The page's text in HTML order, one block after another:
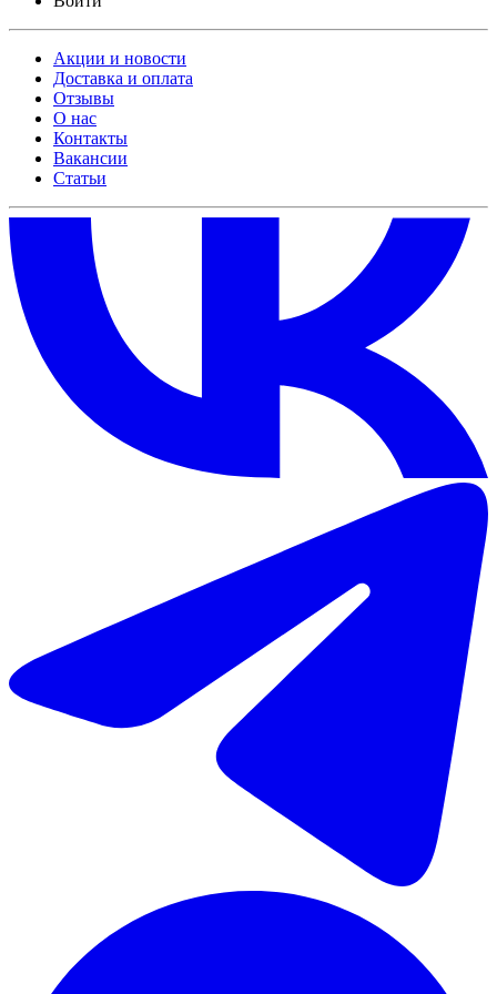
Акции и новости
Доставка и оплата
Отзывы
О нас
Контакты
Вакансии
Статьи